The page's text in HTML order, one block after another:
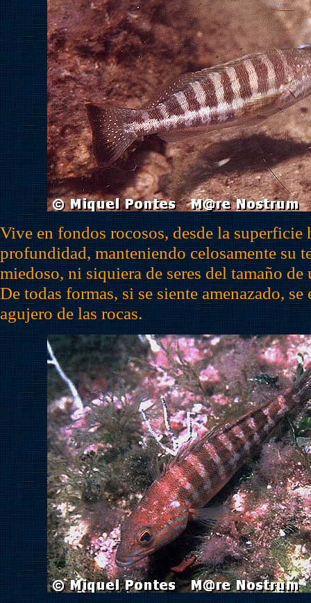
Vive en fondos rocosos, desde la superficie
profundidad, manteniendo celosamente su
miedoso, ni siquiera de seres del tamaño
De todas formas, si se siente amenazado, se
agujero de las rocas.